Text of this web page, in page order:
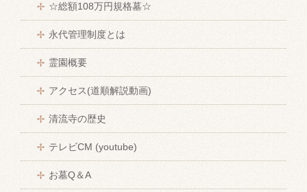
☆総額108万円規格墓☆
永代管理制度とは
霊園概要
アクセス(道順解説動画)
清流寺の歴史
テレビCM (youtube)
お墓Q＆A